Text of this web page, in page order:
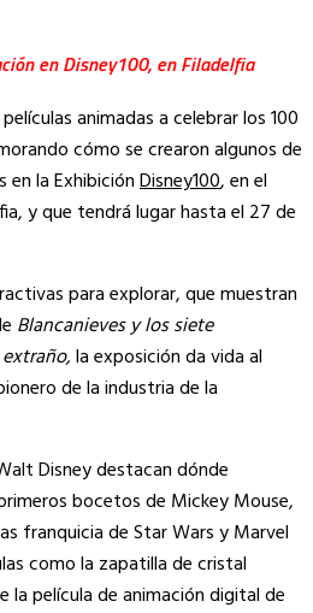
en Disney100, en Filadelfia
animadas a celebrar los 100
cómo se crearon algunos de
en la ExhibiciónDisney100, en el
y que tendrá lugar hasta el 27 de
para explorar, que muestran
Blancanieves y los siete
la exposición da vida al
de la industria de la
Disney destacan dónde
bocetos de Mickey Mouse,
franquicia de Star Wars y Marvel
como la zapatilla de cristal
la película de animación digital de